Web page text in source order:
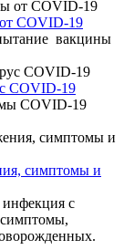
COVID-19
вакцины
COVID-19
COVID-19
симптомы и
инфекция с
симптомы,